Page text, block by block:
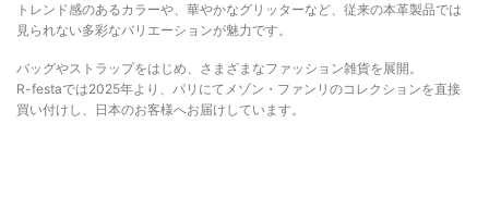
トレンド感のあるカラーや、華やかなグリッターなど、従来の本革製品では
見られない多彩なバリエーションが魅力です。
バッグやストラップをはじめ、さまざまなファッション雑貨を展開。
R-festaでは2025年より、パリにてメゾン・ファンリのコレクションを直接
買い付けし、日本のお客様へお届けしています。